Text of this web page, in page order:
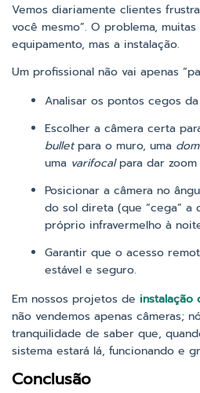
Vemos diariamente clientes
você mesmo”. O problema,
equipamento, mas a instalação.
Um profissional não vai apenas
Analisar os pontos cegos
Escolher a câmera certa
bulletpara o muro, uma
uma varifocalpara dar zoom
Posicionar a câmera no
do sol direta (que “cega”
próprio infravermelho à
Garantir que o acesso
estável e seguro.
Em nossos projetos de instalação
não vendemos apenas câmeras;
tranquilidade de saber que,
sistema estará lá, funcionando e
Conclusão